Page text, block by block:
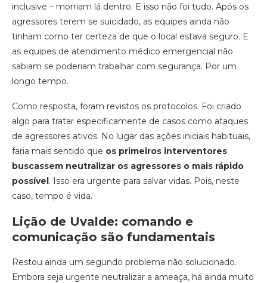
inclusive – morriam lá dentro. E isso não foi tudo. Após os
agressores terem se suicidado, as equipes ainda não
tinham como ter certeza de que o local estava seguro. E
as equipes de atendimento médico emergencial não
sabiam se poderiam trabalhar com segurança. Por um
longo tempo.
Como resposta, foram revistos os protocolos. Foi criado
algo para tratar especificamente de casos como ataques
de agressores ativos. No lugar das ações iniciais habituais,
faria mais sentido que os primeiros interventores
buscassem neutralizar os agressores o mais rápido
possível. Isso era urgente para salvar vidas. Pois, neste
caso, tempo é vida.
Lição de Uvalde: comando e
comunicação são fundamentais
Restou ainda um segundo problema não solucionado.
Embora seja urgente neutralizar a ameaça, há ainda muito